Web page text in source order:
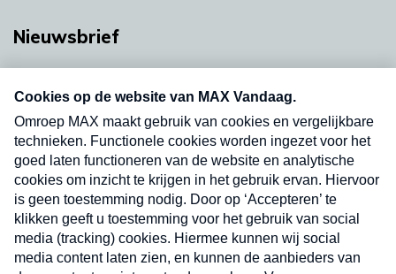
Nieuwsbrief
nieuwsbrief. Elke vrijdag- en dinsdagochtend in
uw mailbox.
Verzend